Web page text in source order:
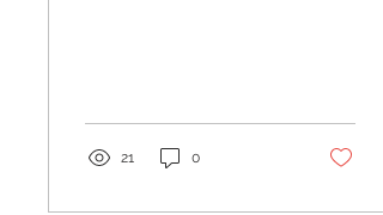
21 0